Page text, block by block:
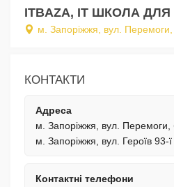
ITBAZA, IT ШКОЛА ДЛЯ
м. Запоріжжя, вул.
КОНТАКТИ
Адреса
м. Запоріжжя, вул. Перемоги,
м. Запоріжжя, вул. Героїв 93-
Контактні телефони